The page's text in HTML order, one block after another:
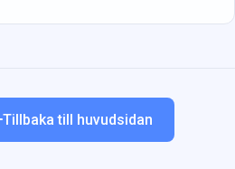
Tillbaka till huvudsidan